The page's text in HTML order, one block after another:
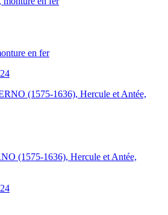
en fer
(1575-1636), Hercule et Antée,